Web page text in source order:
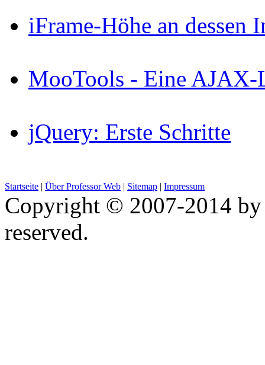
iFrame-Höhe an dessen
MooTools - Eine
jQuery: Erste Schritte
Startseite | Über Professor Web | Sitemap | Impressum
Copyright © 2007-2014
reserved.